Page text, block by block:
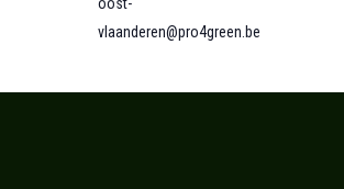
oost-
vlaanderen@pro4green.be